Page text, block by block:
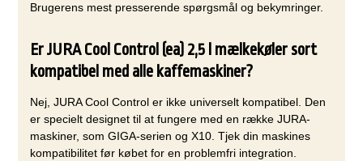
Brugerens mest presserende spørgsmål og bekymringer.
Er JURA Cool Control (ea) 2,5 l mælkekøler sort
kompatibel med alle kaffemaskiner?
Nej, JURA Cool Control er ikke universelt kompatibel. Den
er specielt designet til at fungere med en række JURA-
maskiner, som GIGA-serien og X10. Tjek din maskines
kompatibilitet før købet for en problemfri integration.